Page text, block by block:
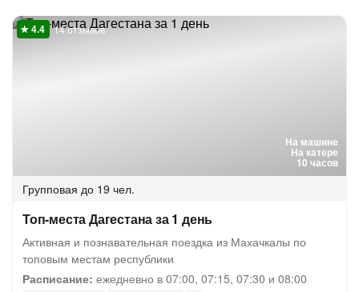
На машине
На катере
10 часов
14 отзывов
Групповая до 19 чел.
Топ-места Дагестана за 1 день
Активная и познавательная поездка из Махачкалы по
топовым местам республики
Расписание: ежедневно в 07:00, 07:15, 07:30 и 08:00